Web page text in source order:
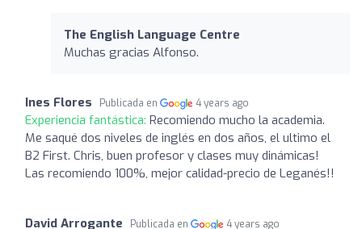
The English Language Centre
Muchas gracias Alfonso.
Ines Flores Publicada en 4 years ago
Experiencia fantástica: Recomiendo mucho la academia.
Me saqué dos niveles de inglés en dos años, el ultimo el
B2 First. Chris, buen profesor y clases muy dinámicas!
Las recomiendo 100%, mejor calidad-precio de Leganés!!
David Arrogante Publicada en 4 years ago